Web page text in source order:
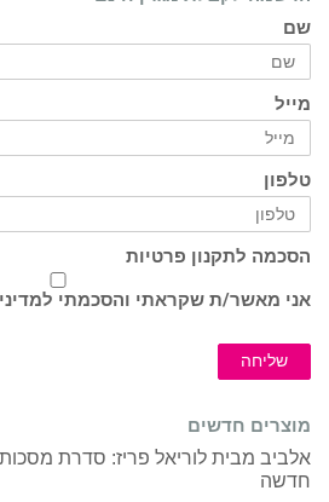
שם
מייל
טלפון
הסכמה לתקנון פרטיות
אני מאשר/ת שקראתי והסכמתי ל
שליחה
מוצרים חדשים
אלביב מבית לוריאל פריז: סדרת
חדשה